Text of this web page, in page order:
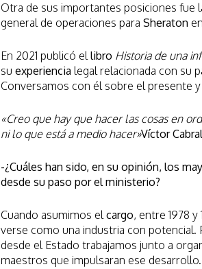
Otra de sus importantes posiciones fue
general de operaciones para Sheraton
En 2021 publicó ellibro Historia de una
su experiencia legal relacionada con su
Conversamos con él sobre el presente
«Creo que hay que hacer las cosas en
ni lo que está a medio hacer»Víctor
-¿Cuáles han sido, en su opinión, los
desde su paso por el ministerio?
Cuando asumimos elcargo, entre 1978 y
verse como una industria con
desde el Estado trabajamos junto a
maestros que impulsaran ese desarrollo.